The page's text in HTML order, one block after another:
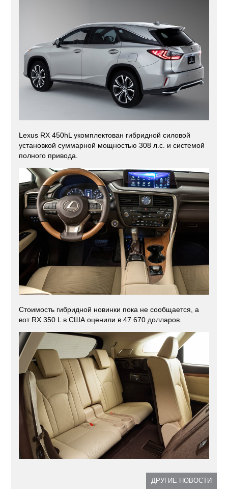
Lexus RX 450hL укомплектован гибридной силовой
установкой суммарной мощностью 308 л.с. и системой
полного привода.
Стоимость гибридной новинки пока не сообщается, а
вот RX 350 L в США оценили в 47 670 долларов.
ДРУГИЕ НОВОСТИ